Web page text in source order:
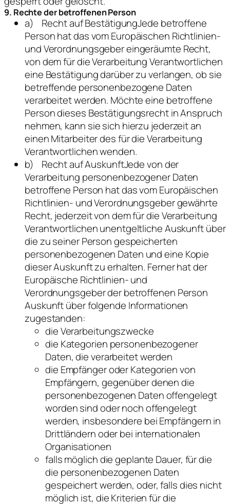
9. Rechte der betroffenen Person
a) Recht auf BestätigungJede betroffene
Person hat das vom Europäischen Richtlinien-
und Verordnungsgeber eingeräumte Recht,
von dem für die Verarbeitung Verantwortlichen
eine Bestätigung darüber zu verlangen, ob sie
betreffende personenbezogene Daten
verarbeitet werden. Möchte eine betroffene
Person dieses Bestätigungsrecht in Anspruch
nehmen, kann sie sich hierzu jederzeit an
einen Mitarbeiter des für die Verarbeitung
Verantwortlichen wenden.
b) Recht auf AuskunftJede von der
Verarbeitung personenbezogener Daten
betroffene Person hat das vom Europäischen
Richtlinien- und Verordnungsgeber gewährte
Recht, jederzeit von dem für die Verarbeitung
Verantwortlichen unentgeltliche Auskunft über
die zu seiner Person gespeicherten
personenbezogenen Daten und eine Kopie
dieser Auskunft zu erhalten. Ferner hat der
Europäische Richtlinien- und
Verordnungsgeber der betroffenen Person
Auskunft über folgende Informationen
zugestanden:
die Verarbeitungszwecke
die Kategorien personenbezogener
Daten, die verarbeitet werden
die Empfänger oder Kategorien von
Empfängern, gegenüber denen die
personenbezogenen Daten offengelegt
worden sind oder noch offengelegt
werden, insbesondere bei Empfängern in
Drittländern oder bei internationalen
Organisationen
falls möglich die geplante Dauer, für die
die personenbezogenen Daten
gespeichert werden, oder, falls dies nicht
möglich ist, die Kriterien für die